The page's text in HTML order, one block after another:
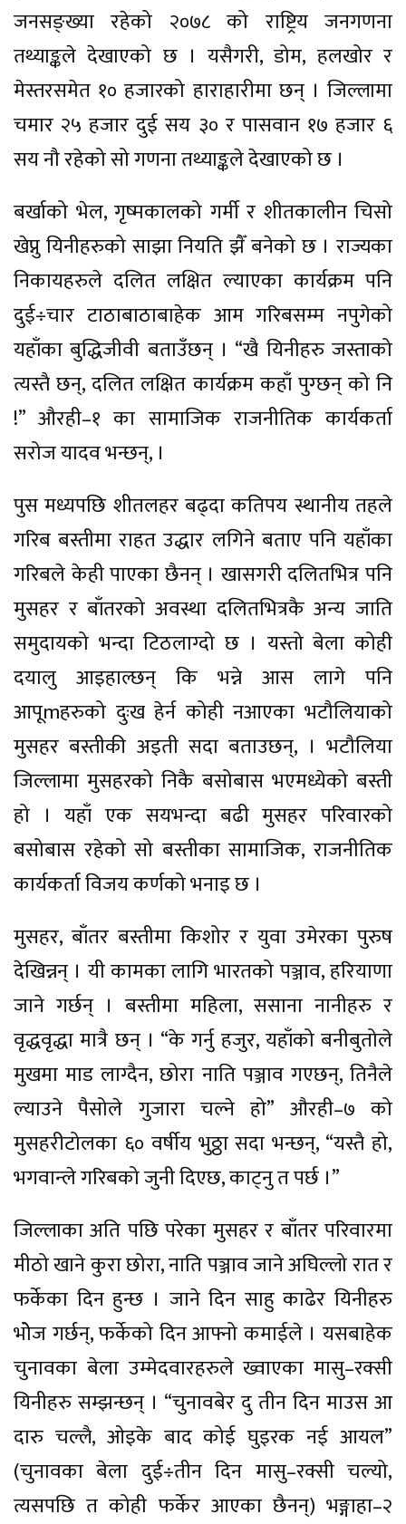
जनसङ्ख्या रहेको २०७८ को राष्ट्रिय जनगणना
तथ्याङ्कले देखाएको छ । यसैगरी, डोम, हलखोर र
मेस्तरसमेत १० हजारको हाराहारीमा छन् । जिल्लामा
चमार २५ हजार दुई सय ३० र पासवान १७ हजार ६
सय नौ रहेको सो गणना तथ्याङ्कले देखाएको छ ।
बर्खाको भेल, गृष्मकालको गर्मी र शीतकालीन चिसो
खेप्नु यिनीहरुको साझा नियति झैँ बनेको छ । राज्यका
निकायहरुले दलित लक्षित ल्याएका कार्यक्रम पनि
दुई÷चार टाठाबाठाबाहेक आम गरिबसम्म नपुगेको
यहाँका बुद्धिजीवी बताउँछन् । “खै यिनीहरु जस्ताको
त्यस्तै छन्, दलित लक्षित कार्यक्रम कहाँ पुग्छन् को नि
!” औरही–१ का सामाजिक राजनीतिक कार्यकर्ता
सरोज यादव भन्छन्, ।
पुस मध्यपछि शीतलहर बढ्दा कतिपय स्थानीय तहले
गरिब बस्तीमा राहत उद्धार लगिने बताए पनि यहाँका
गरिबले केही पाएका छैनन् । खासगरी दलितभित्र पनि
मुसहर र बाँतरको अवस्था दलितभित्रकै अन्य जाति
समुदायको भन्दा टिठलाग्दो छ । यस्तो बेला कोही
दयालु आइहाल्छन् कि भन्ने आस लागे पनि
आपूmहरुको दुःख हेर्न कोही नआएका भटौलियाको
मुसहर बस्तीकी अइती सदा बताउछन्, । भटौलिया
जिल्लामा मुसहरको निकै बसोबास भएमध्येको बस्ती
हो । यहाँ एक सयभन्दा बढी मुसहर परिवारको
बसोबास रहेको सो बस्तीका सामाजिक, राजनीतिक
कार्यकर्ता विजय कर्णको भनाइ छ ।
मुसहर, बाँतर बस्तीमा किशोर र युवा उमेरका पुरुष
देखिन्नन् । यी कामका लागि भारतको पञ्जाव, हरियाणा
जाने गर्छन् । बस्तीमा महिला, ससाना नानीहरु र
वृद्धवृद्धा मात्रै छन् । “के गर्नु हजुर, यहाँको बनीबुतोले
मुखमा माड लाग्दैन, छोरा नाति पञ्जाव गएछन्, तिनैले
ल्याउने पैसोले गुजारा चल्ने हो” औरही–७ को
मुसहरीटोलका ६० वर्षीय भुठ्ठा सदा भन्छन्, “यस्तै हो,
भगवान्ले गरिबको जुनी दिएछ, काट्नु त पर्छ ।”
जिल्लाका अति पछि परेका मुसहर र बाँतर परिवारमा
मीठो खाने कुरा छोरा, नाति पञ्जाव जाने अघिल्लो रात र
फर्केका दिन हुन्छ । जाने दिन साहु काढेर यिनीहरु
भोेज गर्छन्, फर्केको दिन आफ्नो कमाईले । यसबाहेक
चुनावका बेला उम्मेदवारहरुले ख्वाएका मासु–रक्सी
यिनीहरु सम्झन्छन् । “चुनावबेर दु तीन दिन माउस आ
दारु चल्लै, ओइके बाद कोई घुइरक नई आयल”
(चुनावका बेला दुई÷तीन दिन मासु–रक्सी चल्यो,
त्यसपछि त कोही फर्केर आएका छैनन्) भङ्गाहा–२